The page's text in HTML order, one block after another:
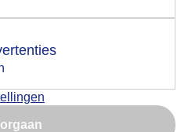
18x bekeken
de popup
later